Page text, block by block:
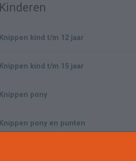
Kinderen
Knippen kind t/m 12 jaar
Knippen kind t/m 15 jaar
Knippen pony
Knippen pony en punten